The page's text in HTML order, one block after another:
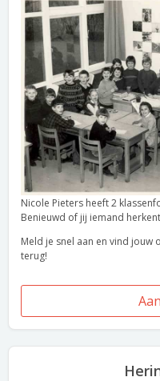
Nicole Pieters heeft 2
Benieuwd of jij iemand
Meld je snel aan en vind
terug!